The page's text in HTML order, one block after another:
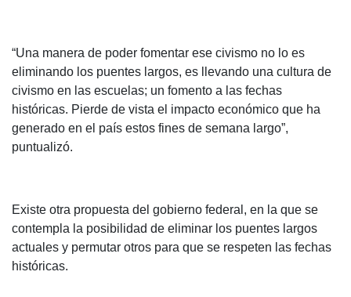
“Una manera de poder fomentar ese civismo no lo es
eliminando los puentes largos, es llevando una cultura de
civismo en las escuelas; un fomento a las fechas
históricas. Pierde de vista el impacto económico que ha
generado en el país estos fines de semana largo”,
puntualizó.
Existe otra propuesta del gobierno federal, en la que se
contempla la posibilidad de eliminar los puentes largos
actuales y permutar otros para que se respeten las fechas
históricas.